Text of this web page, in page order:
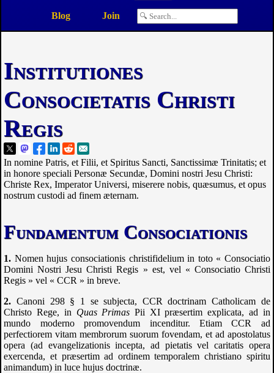
Blog Join
Institutiones
Consocietatis Christi
Regis
In nomine Patris, et Filii, et Spiritus Sancti, Sanctissimæ Trinitatis; et
in honore speciali Personæ Secundæ, Domini nostri Jesu Christi:
Christe Rex, Imperator Universi, miserere nobis, quæsumus, et opus
nostrum custodi ad finem æternam.
Fundamentum Consociationis
Nomen hujus consociationis christifidelium in toto « Consociatio
Domini Nostri Jesu Christi Regis » est, vel « Consociatio Christi
Regis » vel «CCR » in breve.
Canoni 298 § 1 se subjecta, CCR doctrinam Catholicam de
Christo Rege, in Quas Primas Pii XI præsertim explicata, ad in
mundo moderno promovendum incenditur. EtiamCCR
ad
perfectiorem vitam membrorum suorum fovendam, et ad apostolatus
opera (ad evangelizationis incepta, ad pietatis vel caritatis opera
exercenda, et præsertim ad ordinem temporalem christiano spiritu
animandum) in luce hujus doctrinæ.